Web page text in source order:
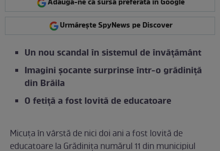
Adaugă-ne ca sursă preferată în Google
Urmărește SpyNews pe Discover
Un nou scandal în sistemul de învățământ
Imagini șocante surprinse într-o grădiniță
din Brăila
O fetiță a fost lovită de educatoare
Micuța în vârstă de nici doi ani a fost lovită de
educatoare la Grădinița numărul 11 din municipiul